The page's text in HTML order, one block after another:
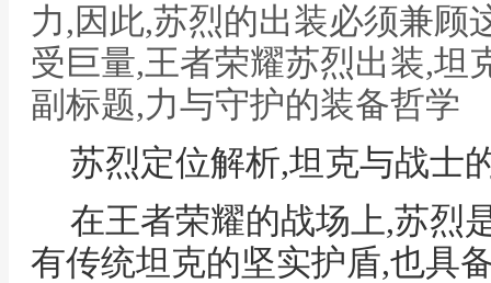
力,因此,苏烈的出装必须兼顾
受巨量,王者荣耀苏烈出装,坦
副标题,力与守护的装备哲学
苏烈定位解析,坦克与战士
在王者荣耀的战场上,苏烈
有传统坦克的坚实护盾,也具